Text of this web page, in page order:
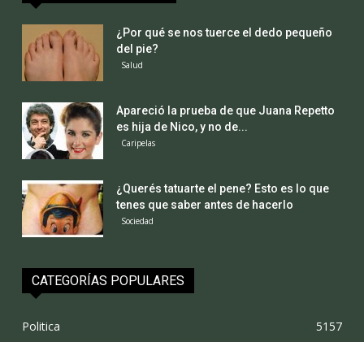
¿Por qué se nos tuerce el dedo pequeño
del pie?
Salud
Apareció la prueba de que Juana Repetto
es hija de Nico, y no de...
Caripelas
¿Querés tatuarte el pene? Esto es lo que
tenes que saber antes de hacerlo
Sociedad
CATEGORÍAS POPULARES
Politica
5157